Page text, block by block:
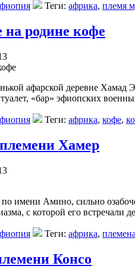
Теги: африка, племя
на родине кофе
афарской деревне
«бар» эфиопских
Теги: африка, кофе,
Хамер
имени Амино, сильно
с которой его
Теги: африка,
Консо